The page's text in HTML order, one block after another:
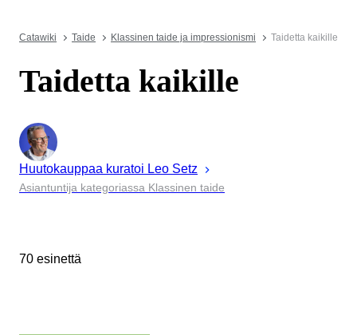
Catawiki Taide Klassinen taide ja impressionismi Taidetta kaikille
Taidetta kaikille
Huutokauppaa kuratoi Leo Setz
Asiantuntija kategoriassa Klassinen taide
70 esinettä